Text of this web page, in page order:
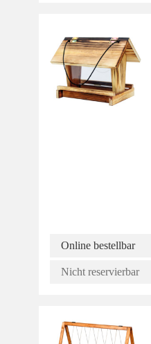
Online bestellbar
Nicht reservierbar